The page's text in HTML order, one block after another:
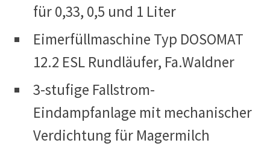
für 0,33, 0,5 und 1 Liter
Eimerfüllmaschine Typ DOSOMAT
12.2 ESL Rundläufer, Fa.Waldner
3-stufige Fallstrom-
Eindampfanlage mit mechanischer
Verdichtung für Magermilch